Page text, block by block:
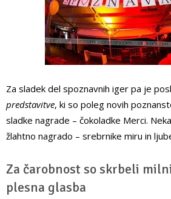
Za sladek del spoznavnih iger pa je
predstavitve, ki so poleg novih
sladke nagrade – čokoladke Merci.
žlahtno nagrado – srebrnike miru in
Za čarobnost so skrbeli
plesna glasba